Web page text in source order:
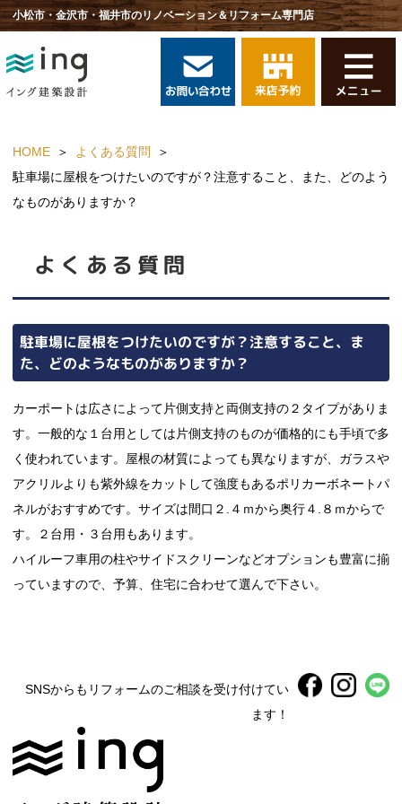
小松市・金沢市・福井市のリノベーション＆リフォーム専門店
HOME
よくある質問
駐車場に屋根をつけたいのですが？注意すること、また、どのよう
なものがありますか？
よくある質問
駐車場に屋根をつけたいのですが？注意すること、ま
た、どのようなものがありますか？
カーポートは広さによって片側支持と両側支持の２タイプがありま
す。一般的な１台用としては片側支持のものが価格的にも手頃で多
く使われています。屋根の材質によっても異なりますが、ガラスや
アクリルよりも紫外線をカットして強度もあるポリカーボネートパ
ネルがおすすめです。サイズは間口２.４ｍから奥行４.８ｍからで
す。２台用・３台用もあります。
ハイルーフ車用の柱やサイドスクリーンなどオプションも豊富に揃
っていますので、予算、住宅に合わせて選んで下さい。
SNSからもリフォームのご相談を受け付けてい
ます！